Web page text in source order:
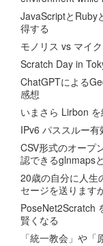
JavaScriptとRuby
得する
モノリス vs マイ
Scratch Day in
ChatGPTによる
感想
いまさら Lirbon を
IPv6 パススルー
CSV形式のオープ
認できるglnmaps
20歳の自分に人生
セージを送ります
PoseNet2Scratch
賢くなる
「統一教会」や